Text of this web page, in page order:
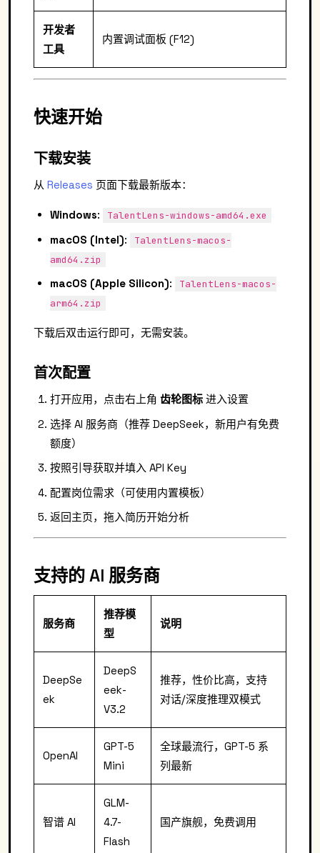
开发者
工具
内置调试面板 (F12)
快速开始
下载安装
从 Releases 页面下载最新版本：
Windows: TalentLens-windows-amd64.exe
macOS (Intel):
TalentLens-macos-
amd64.zip
macOS (Apple Silicon):
TalentLens-macos-
arm64.zip
下载后双击运行即可，无需安装。
首次配置
打开应用，点击右上角 齿轮图标进入设置
选择 AI 服务商（推荐 DeepSeek，新用户有免费
额度）
按照引导获取并填入 API Key
配置岗位需求（可使用内置模板）
返回主页，拖入简历开始分析
支持的 AI 服务商
服务商
推荐模
型
说明
DeepSe
ek
DeepS
eek-
V3.2
推荐，性价比高，支持
对话/深度推理双模式
OpenAI
GPT-5
Mini
全球最流行，GPT-5 系
列最新
智谱 AI
GLM-
4.7-
Flash
国产旗舰，免费调用